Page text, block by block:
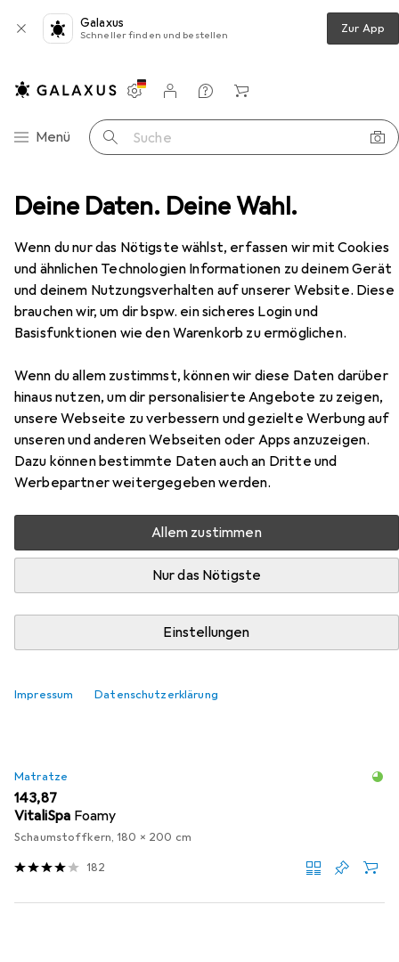
Deine Daten. Deine Wahl.
Wenn du nur das Nötigste wählst, erfassen wir mit Cookies
und ähnlichen Technologien Informationen zu deinem Gerät
und deinem Nutzungsverhalten auf unserer Website. Diese
brauchen wir, um dir bspw. ein sicheres Login und
Basisfunktionen wie den Warenkorb zu ermöglichen.
Wenn du allem zustimmst, können wir diese Daten darüber
hinaus nutzen, um dir personalisierte Angebote zu zeigen,
unsere Webseite zu verbessern und gezielte Werbung auf
unseren und anderen Webseiten oder Apps anzuzeigen.
Dazu können bestimmte Daten auch an Dritte und
Werbepartner weitergegeben werden.
Allem zustimmen
Nur das Nötigste
Einstellungen
Impressum Datenschutzerklärung
Galaxus
Schneller finden und bestellen Zur App
Navigation nach Kategorien
Menü Suche
Einstellungen
Kundenkonto
Vergleichslisten
Merklisten
Warenkorb
Möbel Schlafzimmer Bett Beliani Limoux
Beliani Limoux
180 x 200 cm
Hier findest du passendes Zubehör zum Produkt Beliani
Limoux aus der Kategorie Matratze.
Relevanz
Produktliste
Matratze
VitaliSpaFoamy
Schaumstoffkern, 180 x 200 cm
182
Matratze
EUR
143,87
VitaliSpa Foamy
Schaumstoffkern, 180 x 200 cm
182